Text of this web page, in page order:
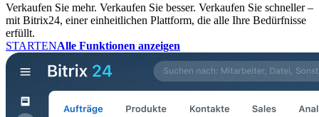
Verkaufen Sie mehr. Verkaufen Sie besser. Verkaufen Sie schneller –
mit Bitrix24, einer einheitlichen Plattform, die alle Ihre Bedürfnisse
erfüllt.
STARTENAlle Funktionen anzeigen